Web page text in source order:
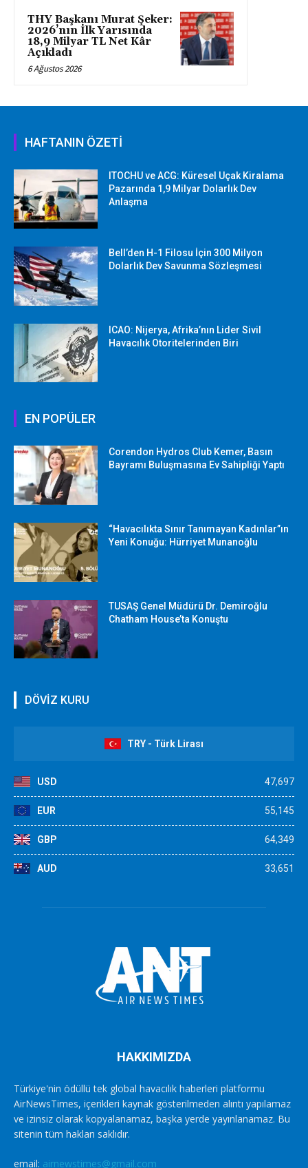
THY Başkanı Murat Şeker:
2026’nın İlk Yarısında
18,9 Milyar TL Net Kâr
Açıkladı
6 Ağustos 2026
HAFTANIN ÖZETİ
ITOCHU ve ACG: Küresel Uçak Kiralama
Pazarında 1,9 Milyar Dolarlık Dev
Anlaşma
Bell’den H-1 Filosu İçin 300 Milyon
Dolarlık Dev Savunma Sözleşmesi
ICAO: Nijerya, Afrika’nın Lider Sivil
Havacılık Otoritelerinden Biri
EN POPÜLER
Corendon Hydros Club Kemer, Basın
Bayramı Buluşmasına Ev Sahipliği Yaptı
“Havacılıkta Sınır Tanımayan Kadınlar”ın
Yeni Konuğu: Hürriyet Munanoğlu
TUSAŞ Genel Müdürü Dr. Demiroğlu
Chatham House’ta Konuştu
DÖVİZ KURU
TRY - Türk Lirası
USD 47,697
EUR 55,145
GBP 64,349
AUD 33,651
HAKKIMIZDA
Türkiye'nin ödüllü tek global havacılık haberleri platformu
AirNewsTimes, içerikleri kaynak gösterilmeden alıntı yapılamaz
ve izinsiz olarak kopyalanamaz, başka yerde yayınlanamaz. Bu
sitenin tüm hakları saklıdır.
email: airnewstimes@gmail.com